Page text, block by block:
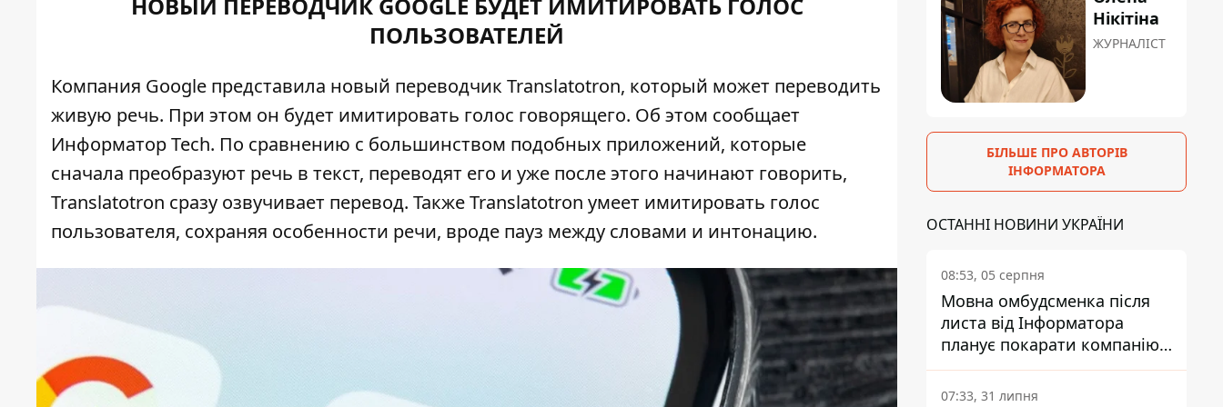
ПОЛЬЗОВАТЕЛЕЙ
Компания Google представила новый переводчик Translatotron, который может переводить
живую речь. При этом он будет имитировать голос говорящего. Об этом сообщает
Информатор Tech. По сравнению с большинством подобных приложений, которые
сначала преобразуют речь в текст, переводят его и уже после этого начинают говорить,
Translatotron сразу озвучивает перевод. Также Translatotron умеет имитировать голос
пользователя, сохраняя особенности речи, вроде пауз между словами и интонацию.
Нікітіна
ЖУРНАЛІСТ
БІЛЬШЕ ПРО АВТОРІВ
ІНФОРМАТОРА
ОСТАННІ НОВИНИ УКРАЇНИ
08:53, 05 серпня
Мовна омбудсменка після
листа від Інформатора
планує покарати компанію-
підрядника ПриватБанку
07:33, 31 липня